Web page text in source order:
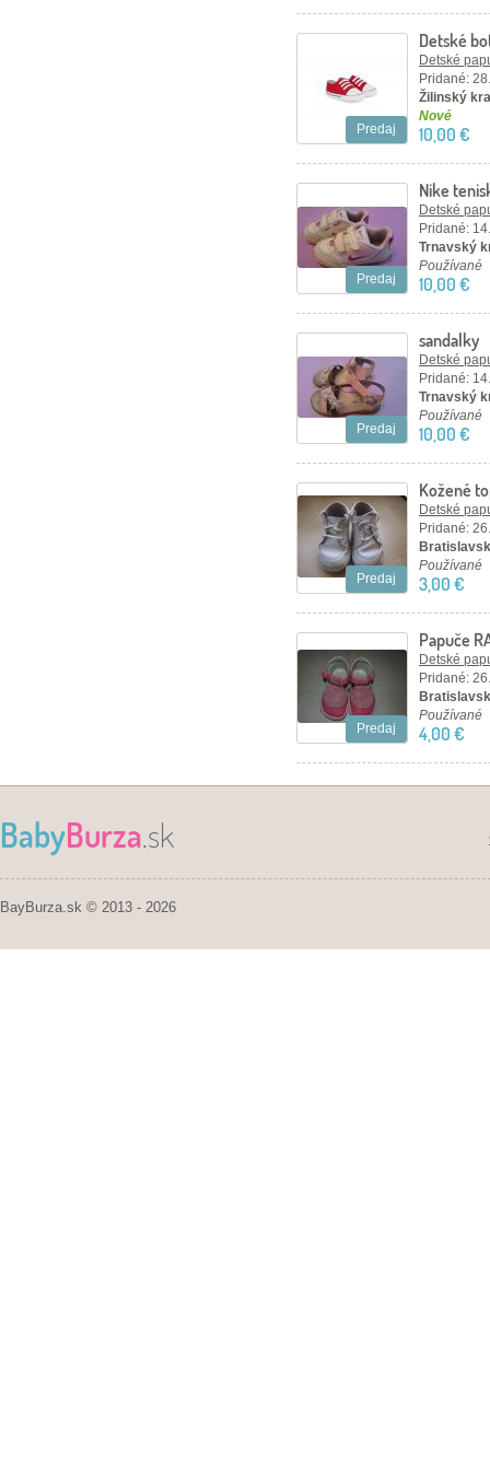
Predaj
Detské
Detské
Pridané:
Žilinský
Nové
10,00 €
Predaj
Nike
Detské
Pridané:
Trnavský
Používané
10,00 €
Predaj
sandalky
Detské
Pridané:
Trnavský
Používané
10,00 €
Predaj
Kožené
Detské
Pridané:
Používané
3,00 €
Predaj
Papuče
Detské
Pridané:
Používané
4,00 €
BabyBurza.sk
BayBurza.sk © 2013 - 2026